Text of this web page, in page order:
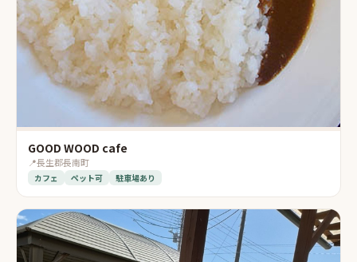
GOOD WOOD cafe
📍長生郡長南町
カフェ ペット可 駐車場あり